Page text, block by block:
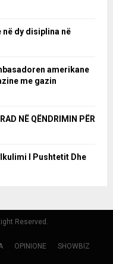
në dy disiplina në
amerikane
me gazin
NË QËNDRIMIN PËR
I Pushtetit Dhe
Reserved.
OPINIONE
SHOWBIZ